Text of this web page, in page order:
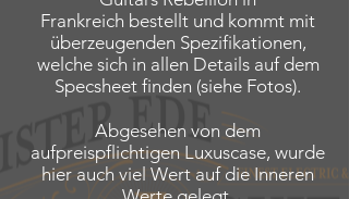
Frankreich bestellt und kommt mit
überzeugenden Spezifikationen,
welche sich in allen Details auf dem
Specsheet finden (siehe Fotos).
Abgesehen von dem
aufpreispflichtigen Luxuscase, wurde
hier auch viel Wert auf die Inneren